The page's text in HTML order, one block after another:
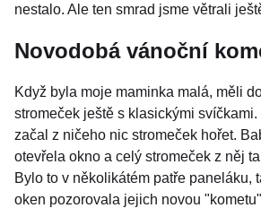
nestalo. Ale ten smrad jsme větrali
Novodobá vánoční
Když byla moje maminka malá, měli
stromeček ještě s klasickými
začal z ničeho nic stromeček hořet.
otevřela okno a celý stromeček z něj
Bylo to v několikátém patře paneláku,
oken pozorovala jejich novou